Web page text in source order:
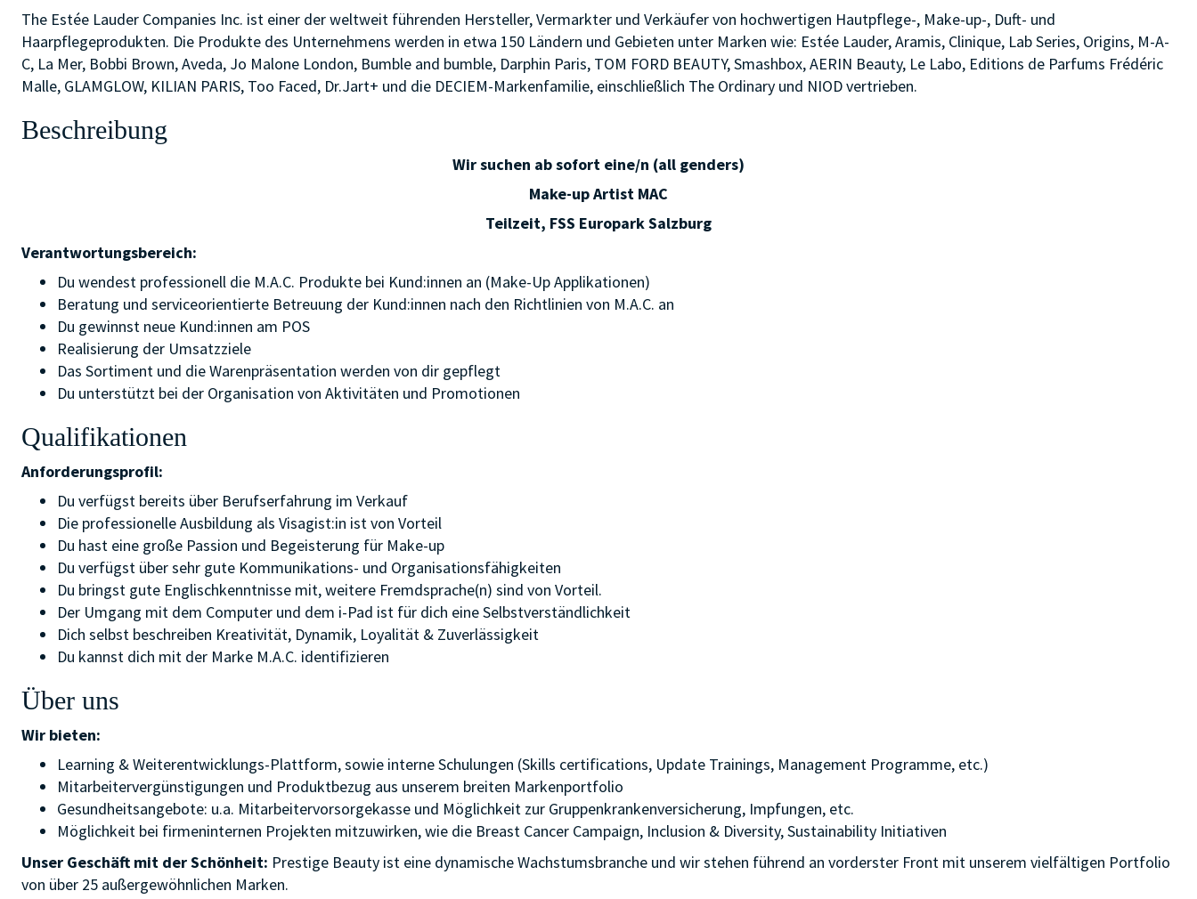
The Estée Lauder Companies Inc. ist einer der weltweit führenden Hersteller, Vermarkter und Verkäufer von hochwertigen Hautpflege-, Make-up-, Duft- und
Haarpflegeprodukten. Die Produkte des Unternehmens werden in etwa 150 Ländern und Gebieten unter Marken wie: Estée Lauder, Aramis, Clinique, Lab Series, Origins, M-A-
C, La Mer, Bobbi Brown, Aveda, Jo Malone London, Bumble and bumble, Darphin Paris, TOM FORD BEAUTY, Smashbox, AERIN Beauty, Le Labo, Editions de Parfums Frédéric
Malle, GLAMGLOW, KILIAN PARIS, Too Faced, Dr.Jart+ und die DECIEM-Markenfamilie, einschließlich The Ordinary und NIOD vertrieben.
Beschreibung
Wir suchen ab sofort eine/n (all genders)
Make-up Artist MAC
Teilzeit, FSS Europark Salzburg
Verantwortungsbereich:
Du wendest professionell die M.A.C. Produkte bei Kund:innen an (Make-Up Applikationen)
Beratung und serviceorientierte Betreuung der Kund:innen nach den Richtlinien von M.A.C. an
Du gewinnst neue Kund:innen am POS
Realisierung der Umsatzziele
Das Sortiment und die Warenpräsentation werden von dir gepflegt
Du unterstützt bei der Organisation von Aktivitäten und Promotionen
Qualifikationen
Anforderungsprofil:
Du verfügst bereits über Berufserfahrung im Verkauf
Die professionelle Ausbildung als Visagist:in ist von Vorteil
Du hast eine große Passion und Begeisterung für Make-up
Du verfügst über sehr gute Kommunikations- und Organisationsfähigkeiten
Du bringst gute Englischkenntnisse mit, weitere Fremdsprache(n) sind von Vorteil.
Der Umgang mit dem Computer und dem i-Pad ist für dich eine Selbstverständlichkeit
Dich selbst beschreiben Kreativität, Dynamik, Loyalität & Zuverlässigkeit
Du kannst dich mit der Marke M.A.C. identifizieren
Über uns
Wir bieten:
Learning & Weiterentwicklungs-Plattform, sowie interne Schulungen (Skills certifications, Update Trainings, Management Programme, etc.)
Mitarbeitervergünstigungen und Produktbezug aus unserem breiten Markenportfolio
Gesundheitsangebote: u.a. Mitarbeitervorsorgekasse und Möglichkeit zur Gruppenkrankenversicherung, Impfungen, etc.
Möglichkeit bei firmeninternen Projekten mitzuwirken, wie die Breast Cancer Campaign, Inclusion & Diversity, Sustainability Initiativen
Unser Geschäft mit der Schönheit: Prestige Beauty ist eine dynamische Wachstumsbranche und wir stehen führend an vorderster Front mit unserem vielfältigen Portfolio
von über 25 außergewöhnlichen Marken.